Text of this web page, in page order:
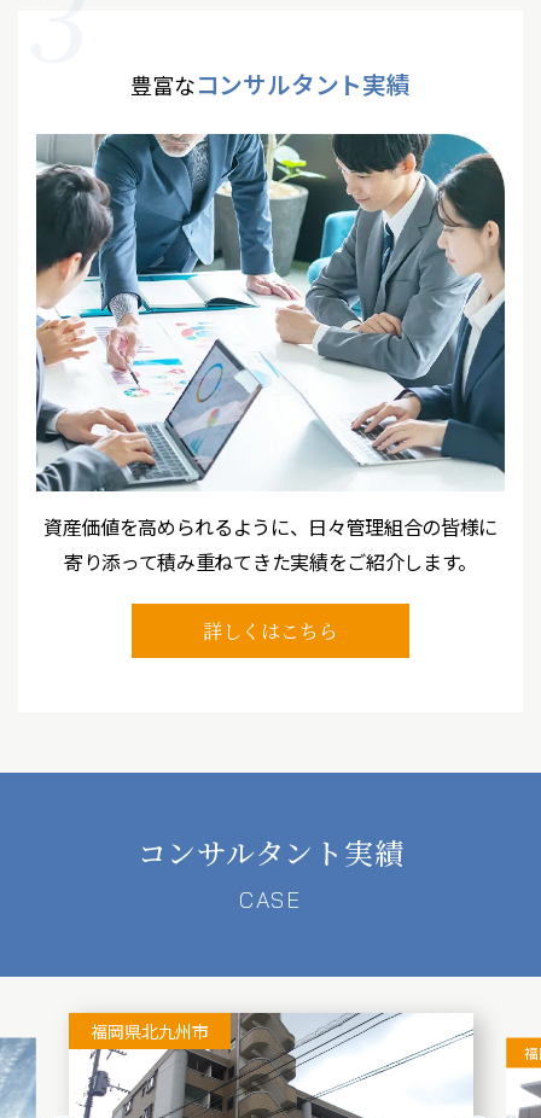
豊富なコンサルタント実績
資産価値を高められるように、日々管理組合の皆様に
寄り添って積み重ねてきた実績をご紹介します。
詳しくはこちら
コンサルタント実績
CASE
福岡県北九州市